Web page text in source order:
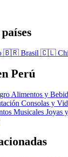
🇧🇷 Brasil 🇨🇱
Perú
Alimentos y
Consolas y
Musicales Joyas